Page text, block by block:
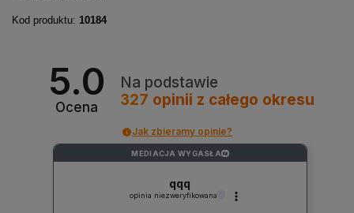
Kod produktu: 10184
5.0
Ocena
Na podstawie
327 opinii z całego okresu
Jak zbieramy opinie?
MEDIACJA WYGASŁA ?
qqq
opinia niezweryfikowana